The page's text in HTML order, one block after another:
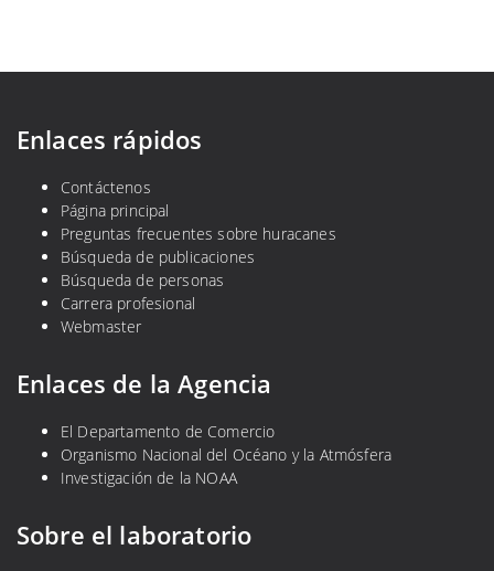
Enlaces rápidos
Contáctenos
Página principal
Preguntas frecuentes sobre huracanes
Búsqueda de publicaciones
Búsqueda de personas
Carrera profesional
Webmaster
Enlaces de la Agencia
El Departamento de Comercio
Organismo Nacional del Océano y la Atmósfera
Investigación de la NOAA
Sobre el laboratorio